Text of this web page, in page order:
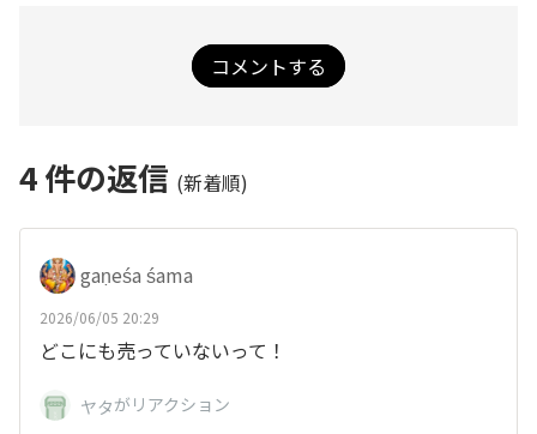
コメントする
4件の返信 (新着順)
gaṇeśa śama
2026/06/05 20:29
どこにも売っていないって！
ヤタがリアクション